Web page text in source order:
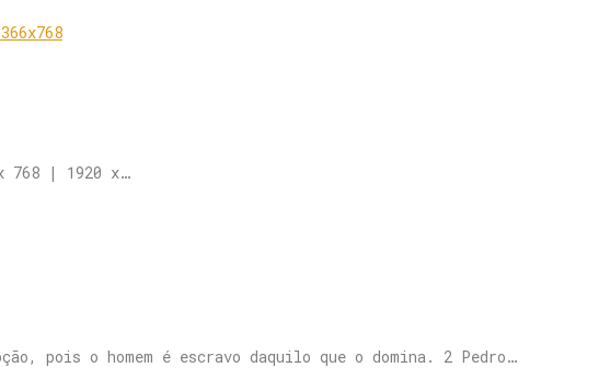
768 | 1920 x…
pois o homem é escravo daquilo que o domina. 2 Pedro…